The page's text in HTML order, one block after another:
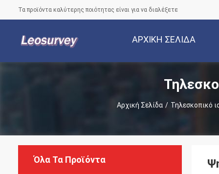
Τα προϊόντα καλύτερης ποιότητας είναι για να διαλέξετε
ΑΡΧΙΚΉ ΣΕΛΊΔΑ
Αρχική Σελίδα / Τηλεσκοπικό
Όλα Τα Προϊόντα